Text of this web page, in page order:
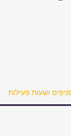
ושעות פעילות